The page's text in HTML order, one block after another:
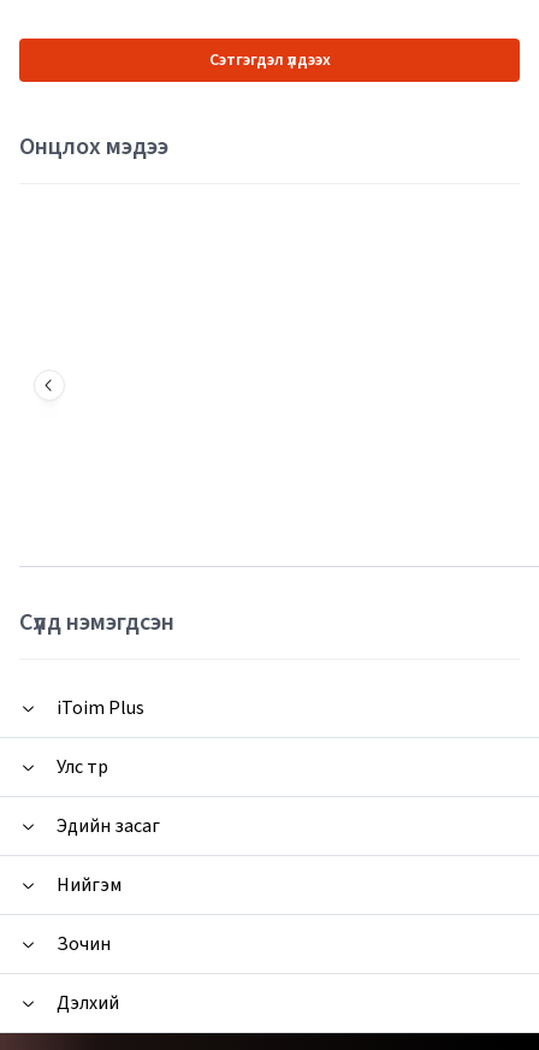
Сэтгэгдэл үлдээх
Онцлох мэдээ
Сүүлд нэмэгдсэн
iToim Plus
Улс төр
Эдийн засаг
Нийгэм
Зочин
Дэлхий